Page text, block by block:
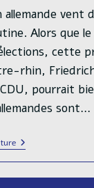
la
publication :vent
Alors que
cette
rhin,
pourrait
sont…
Allemagne
:
Entre
Merz